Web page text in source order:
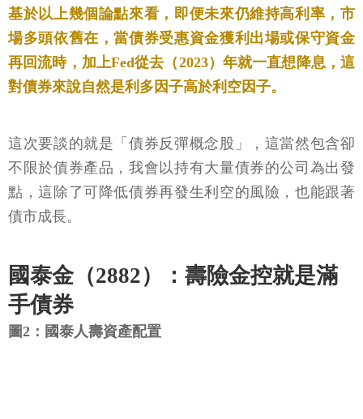
基於以上幾個論點來看，即便未來仍維持高利率，市
場多頭依舊在，當債券受惠資金獲利出場或保守資金
再回流時，加上Fed從去（2023）年就一直想降息，這
對債券來說自然是利多因子高於利空因子。
這次要談的就是「債券反彈概念股」，這當然包含卻
不限於債券產品，我會以持有大量債券的公司為出發
點，這除了可降低債券再發生利空的風險，也能跟著
債市成長。
國泰金（2882）：壽險金控就是滿
手債券
圖2：國泰人壽資產配置